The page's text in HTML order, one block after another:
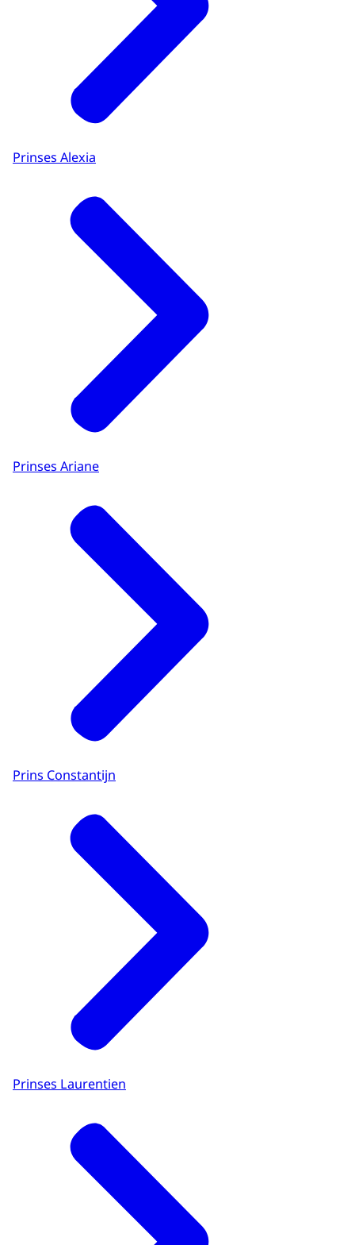
Prinses Alexia
Prinses Ariane
Prins Constantijn
Prinses Laurentien